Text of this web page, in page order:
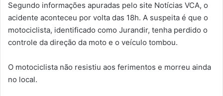
Segundo informações apuradas pelo site Notícias VCA, o
acidente aconteceu por volta das 18h. A suspeita é que o
motociclista, identificado como Jurandir, tenha perdido o
controle da direção da moto e o veículo tombou.
O motociclista não resistiu aos ferimentos e morreu ainda
no local.